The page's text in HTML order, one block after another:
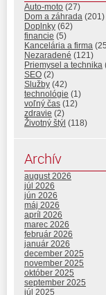
Auto-moto (27)
Dom a záhrada (201)
Doplnky (62)
financie (5)
Kancelária a firma
Nezaradené (121)
Priemysel a technika
SEO (2)
Služby (42)
technológie (1)
voľný čas (12)
zdravie (2)
Životný štýl (118)
Archív
august 2026
júl 2026
jún 2026
máj 2026
apríl 2026
marec 2026
február 2026
január 2026
december 2025
november 2025
október 2025
september 2025
júl 2025